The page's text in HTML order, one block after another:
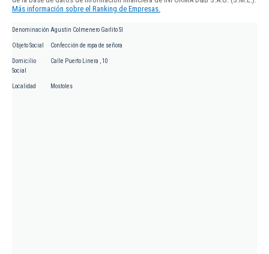
Más información sobre el Ranking de Empresas.
Denominación Agustin Colmenero Garlito Sl
Objeto Social Confección de ropa de señora
Domicilio
Social
Calle Puerto Linera , 10
Localidad Mostoles